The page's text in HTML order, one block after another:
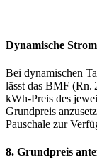
Dynamische
Bei dynamischen
lässt das BMF (Rn.
kWh-Preis des
Grundpreis
Pauschale zur
8. Grundpreis